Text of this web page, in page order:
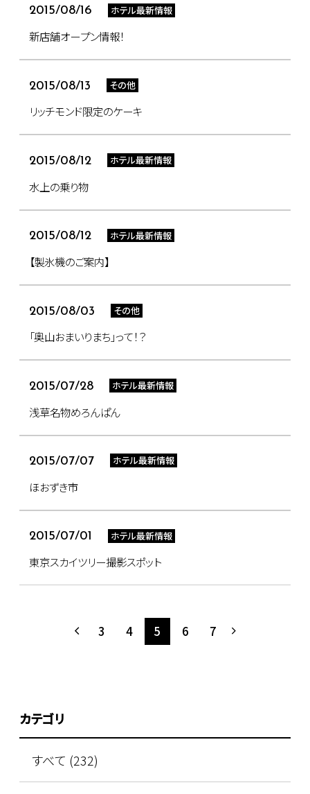
2015/08/16 ホテル最新情報
新店舗オープン情報！
2015/08/13 その他
リッチモンド限定のケーキ
2015/08/12 ホテル最新情報
水上の乗り物
2015/08/12 ホテル最新情報
【製氷機のご案内】
2015/08/03 その他
「奥山おまいりまち」って！？
2015/07/28 ホテル最新情報
浅草名物めろんぱん
2015/07/07 ホテル最新情報
ほおずき市
2015/07/01 ホテル最新情報
東京スカイツリー撮影スポット
3 4 5 6 7
カテゴリ
すべて (232)